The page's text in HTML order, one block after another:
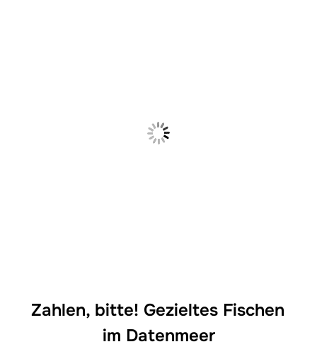
Zahlen, bitte! Gezieltes Fischen
im Datenmeer